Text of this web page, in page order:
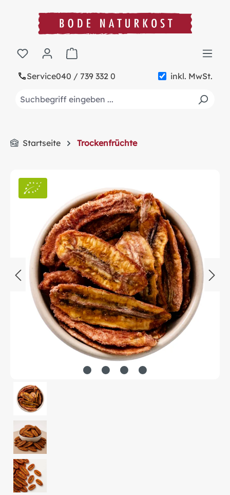
springen
Service040 / 739 332 0 inkl. MwSt.
Warenkorb enthält 0 Positionen. Der
Startseite Trockenfrüchte
Bildergalerie überspringen